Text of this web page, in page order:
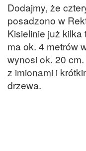
Dodajmy, że
posadzono w
Kisielinie już
ma ok. 4 metrów
wynosi ok. 20
z imionami i
drzewa.